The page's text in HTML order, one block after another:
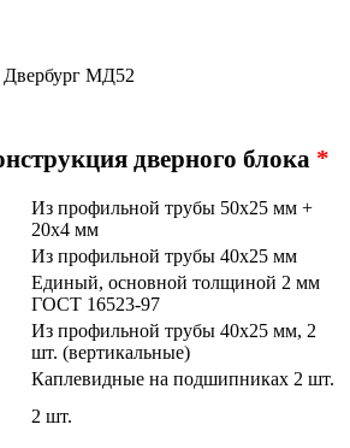
Двербург МД52
дверного блока *
Из профильной трубы 50х25 мм +
20х4 мм
Из профильной трубы 40х25 мм
Единый, основной толщиной 2 мм
ГОСТ 16523-97
Из профильной трубы 40х25 мм, 2
шт. (вертикальные)
Каплевидные на подшипниках 2 шт.
2 шт.